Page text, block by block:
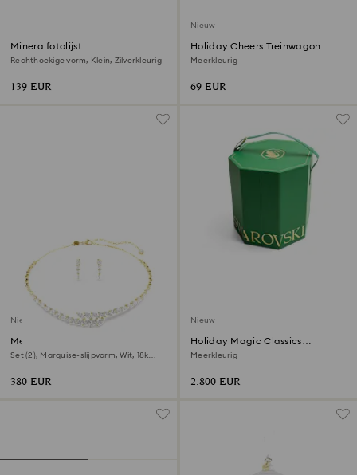
Minera fotolijst
Rechthoekige vorm, Klein, Zilverkleurig
139 EUR
Nieuw
Holiday Cheers Treinwagon
Jaarlijkse Editie 2026
Meerkleurig
69 EUR
Nieuw
Mesmera set
Set (2), Marquise-slijpvorm, Wit, ‎18k
380 EUR
Nieuw
Holiday Magic Classics
Boomversiering Ornamentset
Meerkleurig
2.800 EUR